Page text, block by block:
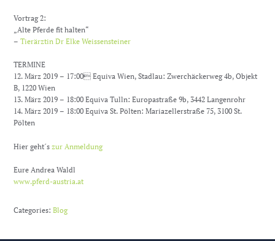
Vortrag 2:
„Alte Pferde fit halten“
–Tierärztin Dr Elke Weissensteiner
TERMINE
12. März 2019 – 17:00 Equiva Wien, Stadlau: Zwerchäckerweg 4b, Objekt
B, 1220 Wien
13. März 2019 – 18:00 Equiva Tulln: Europastraße 9b, 3442 Langenrohr
14. März 2019 – 18:00 Equiva St. Pölten: Mariazellerstraße 75, 3100 St.
Pölten
Hier geht´szur Anmeldung
Eure Andrea Waldl
www.pferd-austria.at
Categories:Blog